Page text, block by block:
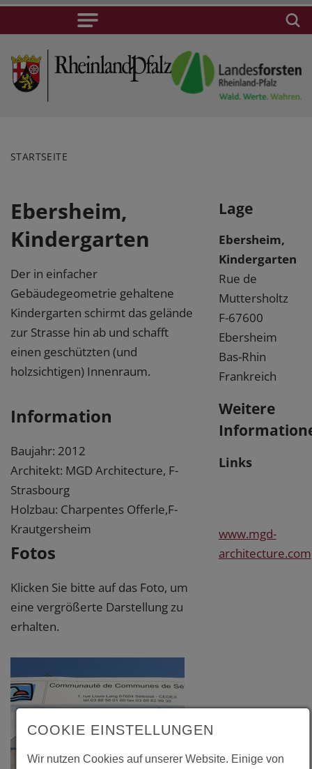
STARTSEITE
Ebersheim,
Kindergarten
Der in einfacher
Gebäudegeometrie gehaltene
Kindergarten schirmt das gelände
zur Strasse hin ab und schafft
einen geschützten (und
holzsichtigen) Innenraum.
Information
Baujahr: 2012
Architekt: MGD Architecture, F-
Strasbourg
Holzbau: Charpentes Offerle,F-
Krautgersheim
Fotos
Klicken Sie bitte auf das Foto, um
eine vergrößerte Darstellung zu
erhalten.
Lage
Ebersheim,
Kindergarten
Rue de
Muttersholtz
F-67600
Ebersheim
Bas-Rhin
Frankreich
Weitere
Links
www.mgd-
architecture.com
COOKIE EINSTELLUNGEN
Wir nutzen Cookies auf unserer Website. Einige von